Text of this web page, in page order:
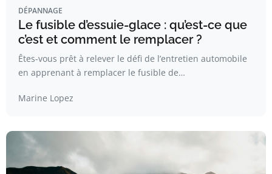
DÉPANNAGE
Le fusible d’essuie-glace : qu’est-ce que
c’est et comment le remplacer ?
Êtes-vous prêt à relever le défi de l’entretien automobile
en apprenant à remplacer le fusible de…
Marine Lopez